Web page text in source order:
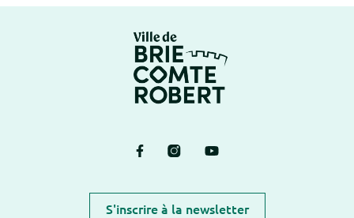
Lien vers le compte Facebook
Lien vers le compte Instagram
Lien vers la chaîne
S'inscrire à la newsletter